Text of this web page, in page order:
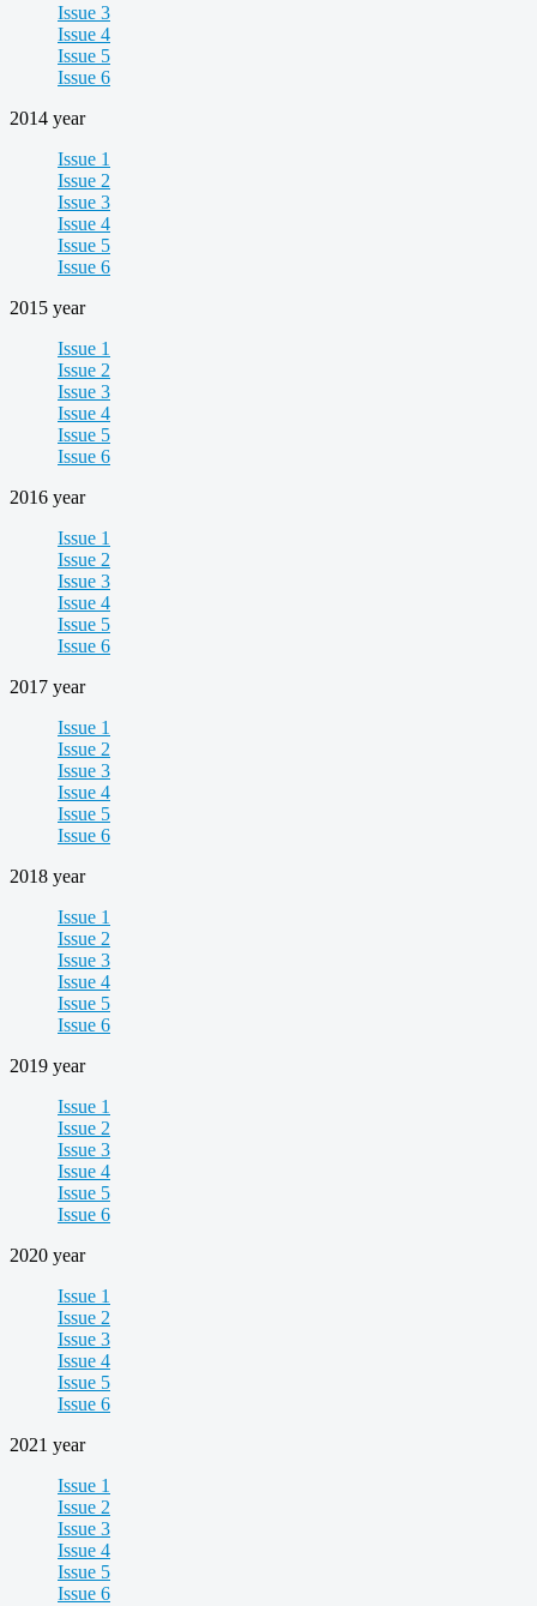
Issue 3
Issue 4
Issue 5
Issue 6
2014 year
Issue 1
Issue 2
Issue 3
Issue 4
Issue 5
Issue 6
2015 year
Issue 1
Issue 2
Issue 3
Issue 4
Issue 5
Issue 6
2016 year
Issue 1
Issue 2
Issue 3
Issue 4
Issue 5
Issue 6
2017 year
Issue 1
Issue 2
Issue 3
Issue 4
Issue 5
Issue 6
2018 year
Issue 1
Issue 2
Issue 3
Issue 4
Issue 5
Issue 6
2019 year
Issue 1
Issue 2
Issue 3
Issue 4
Issue 5
Issue 6
2020 year
Issue 1
Issue 2
Issue 3
Issue 4
Issue 5
Issue 6
2021 year
Issue 1
Issue 2
Issue 3
Issue 4
Issue 5
Issue 6